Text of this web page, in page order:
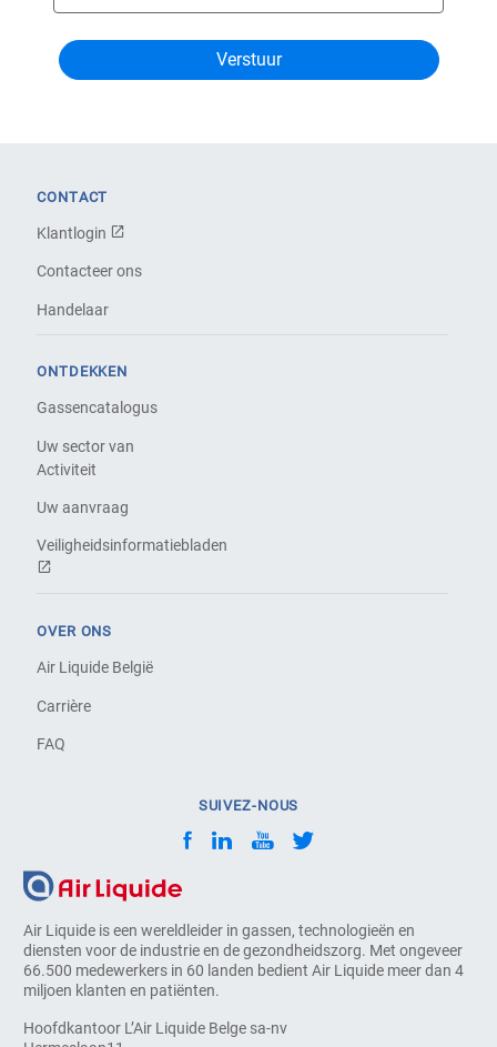
Air Liquide is een wereldleider in gassen, technologieën en
diensten voor de industrie en de gezondheidszorg. Met ongeveer
66.500 medewerkers in 60 landen bedient Air Liquide meer dan 4
miljoen klanten en patiënten.
Hoofdkantoor L’Air Liquide Belge sa-nv
CONTACT
Klantlogin
Contacteer ons
Handelaar
ONTDEKKEN
Gassencatalogus
Uw sector van
Activiteit
Uw aanvraag
Veiligheidsinformatiebladen
OVER ONS
Air Liquide België
Carrière
FAQ
SUIVEZ-NOUS